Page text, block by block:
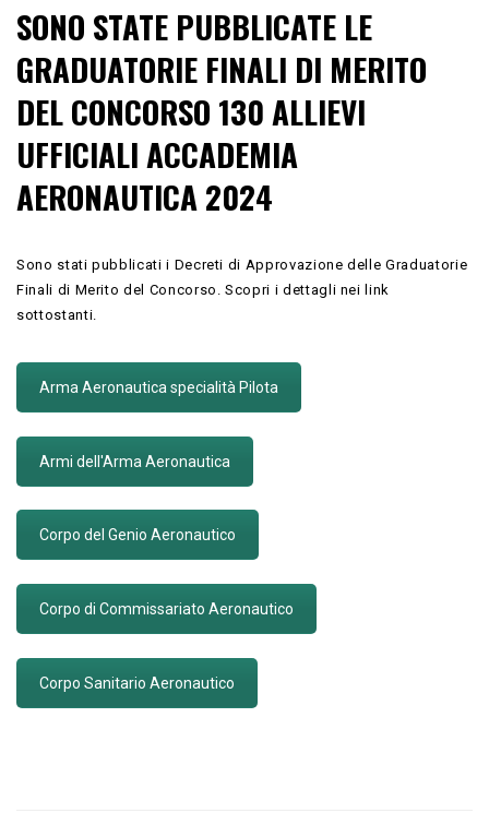
SONO STATE PUBBLICATE LE
GRADUATORIE FINALI DI MERITO
DEL CONCORSO 130 ALLIEVI
UFFICIALI ACCADEMIA
AERONAUTICA 2024
Sono stati pubblicati i Decreti di Approvazione delle Graduatorie
Finali di Merito del Concorso. Scopri i dettagli nei link
sottostanti.
Arma Aeronautica specialità Pilota
Armi dell'Arma Aeronautica
Corpo del Genio Aeronautico
Corpo di Commissariato Aeronautico
Corpo Sanitario Aeronautico